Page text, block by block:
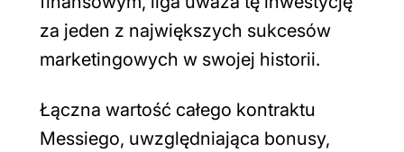
za jeden z największych sukcesów
marketingowych w swojej historii.
Łączna wartość całego kontraktu
Messiego, uwzględniająca bonusy,